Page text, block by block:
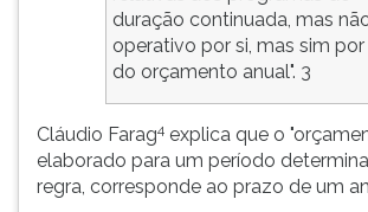
duração continuada, mas
operativo por si, mas sim
do orçamento anual". 3
Cláudio Farag4 explica que o
elaborado para um período
regra, corresponde ao prazo de um